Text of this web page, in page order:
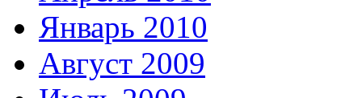
Январь 2010
Август 2009